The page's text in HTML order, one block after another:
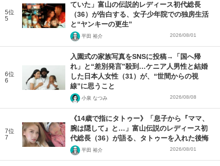
5位
5
ていた」富山の伝説的レディース初代総長
（36）が告白する、女子少年院での独房生活
と“ヤンキーの更生”
平田 裕介 2026/08/01
6位
6
入園式の家族写真をSNSに投稿→「国へ帰
れ」と“差別発言”殺到…ケニア人男性と結婚
した日本人女性（31）が、“世間からの視
線”に思うこと
小泉 なつみ 2026/08/08
7位
7
《14歳で指にタトゥー》「息子から『ママ、
腕は隠して』と…」富山伝説のレディース初
代総長（36）が語る、タトゥーを入れた後悔
平田 裕介 2026/08/01